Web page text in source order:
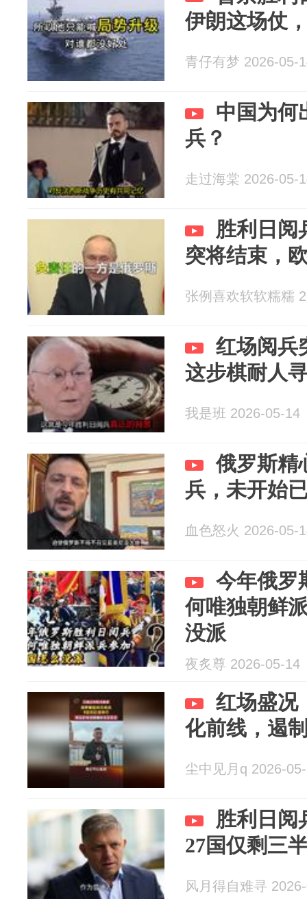
伊朗这场仗
青仔有梦 2026-05-
中国为何
兵？
走过海棠 2026-05-
胜利日阅
突将结束，
张例喜欢软软糯糯
红场阅兵
这步棋耐人
我是班 2026-05-14
俄罗斯精
兵，未开始
血色怒火 2026-05-
今年俄罗
何唯独朝鲜
没派
夜炙尊 2026-05-14
红场盛况
化前线，遏
尘中见月q 2026-
胜利日阅
27国仅剩三
风月得自难寻